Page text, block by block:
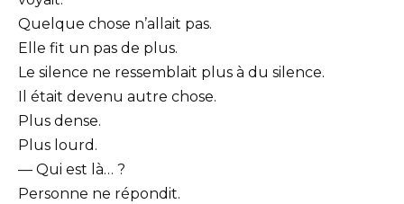
Quelque chose n’allait pas.
Elle fit un pas de plus.
Le silence ne ressemblait plus à du silence.
Il était devenu autre chose.
Plus dense.
Plus lourd.
— Qui est là… ?
Personne ne répondit.